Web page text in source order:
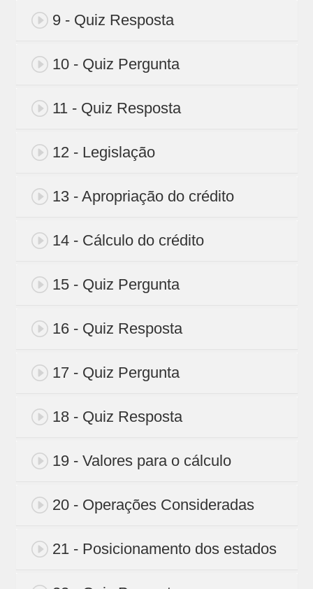
9 - Quiz Resposta
10 - Quiz Pergunta
11 - Quiz Resposta
12 - Legislação
13 - Apropriação do crédito
14 - Cálculo do crédito
15 - Quiz Pergunta
16 - Quiz Resposta
17 - Quiz Pergunta
18 - Quiz Resposta
19 - Valores para o cálculo
20 - Operações Consideradas
21 - Posicionamento dos estados